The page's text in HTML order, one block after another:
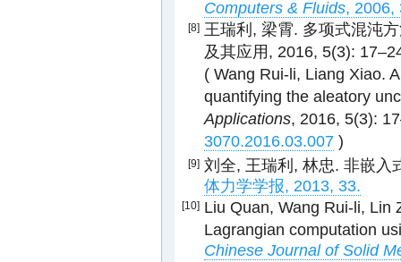
Computers & Fluids, 2006,
[8] 王瑞利, 梁霄. 多项式混沌
及其应用, 2016, 5(3):
( Wang Rui-li, Liang Xiao.
quantifying the aleatory
Applications, 2016, 5(3):
3070.2016.03.007 )
[9] 刘全, 王瑞利, 林忠. 非嵌
体力学学报, 2013, 33.
[10] Liu Quan, Wang Rui-li, Lin
Lagrangian computation
Chinese Journal of Solid